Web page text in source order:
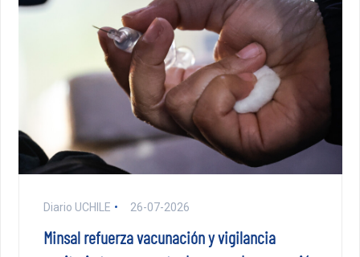
Diario UCHILE 26-07-2026
Minsal refuerza vacunación y vigilancia